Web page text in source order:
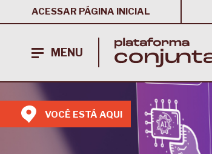
ACESSAR PÁGINA INICIAL
MENU
VOCÊ ESTÁ AQUI